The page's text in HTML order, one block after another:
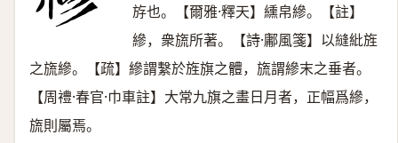
斿也。【爾雅·釋天】纁帛縿。【註】
縿，衆旒所著。【詩·鄘風箋】以縫紕旌
之旒縿。【疏】縿謂繫於旌旗之體，旒謂縿末之垂者。
【周禮·春官·巾車註】大常九旗之畫日月者，正幅爲縿，
旒則屬焉。